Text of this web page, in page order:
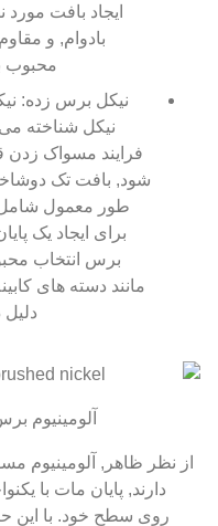
ایجاد بافت
بادوام, و
محبوب
نیکل برس زده:
نیکل شناخته
فرایند مسواک زدن
شود, بافت تک
طور معمول
برای ایجاد یک
برس انتخاب
مانند دسته های
آلومینیوم
از نظر ظاهر, آلومینیوم
دارند, پایان مات با
روی سطح خود. با این